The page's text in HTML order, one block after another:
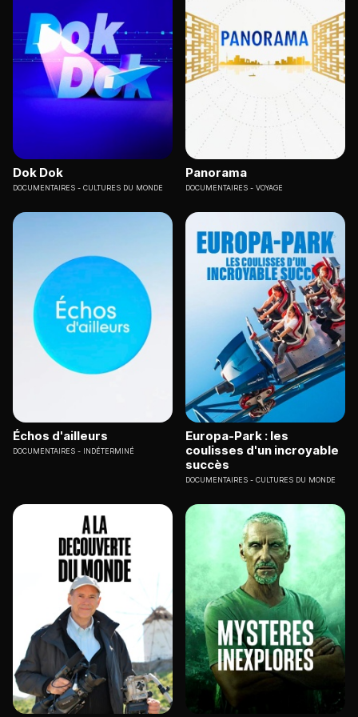
Dok Dok
DOCUMENTAIRES CULTURES DU MONDE
Panorama
DOCUMENTAIRES VOYAGE
Échos d'ailleurs
DOCUMENTAIRES INDÉTERMINÉ
Europa-Park : les
coulisses d'un incroyable
succès
DOCUMENTAIRES CULTURES DU MONDE